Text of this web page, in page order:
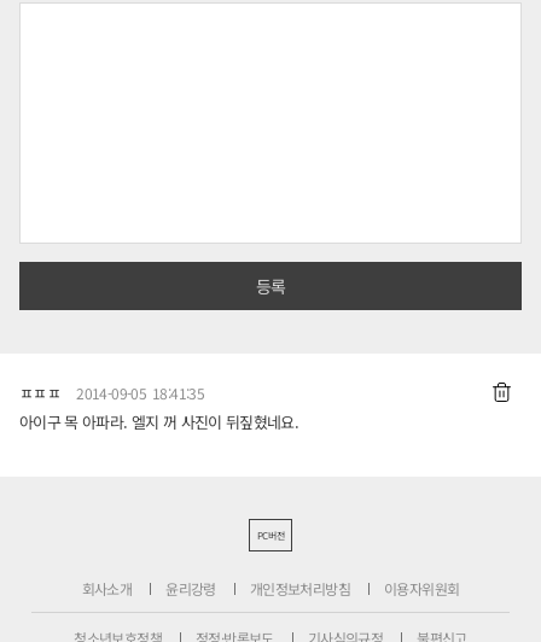
ㅍㅍㅍ 2014-09-05 18:41:35
아이구 목 아파라. 엘지 꺼 사진이 뒤짚혔네요.
PC버전
회사소개 윤리강령 개인정보처리방침 이용자위원회